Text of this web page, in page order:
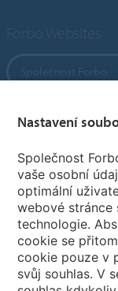
Forbo Flooring
Forbo Movement
Pobočky
Vyberte svou zemi
Nastavení
Společnost
vaše osobní
optimální
webové
technologie.
cookie se
cookie pouze v
svůj souhlas. V